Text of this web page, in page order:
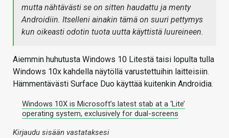
mutta nähtävästi se on sitten haudattu ja menty
Androidiin. Itselleni ainakin tämä on suuri pettymys
kun oikeasti odotin tuota uutta käyttistä luureineen.
Aiemmin huhutusta Windows 10 Litestä taisi lopulta tulla
Windows 10x kahdella näytöllä varustettuihin laitteisiin.
Hämmentävästi Surface Duo käyttää kuitenkin Androidia.
Windows 10X is Microsoft’s latest stab at a ‘Lite’
operating system, exclusively for dual-screens
Kirjaudu sisään vastataksesi